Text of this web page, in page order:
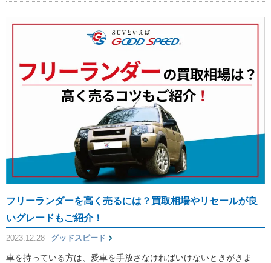
フリーランダーを高く売るには？買取相場やリセールが良
いグレードもご紹介！
2023.12.28 グッドスピード
車を持っている方は、愛車を手放さなければいけないときがきま